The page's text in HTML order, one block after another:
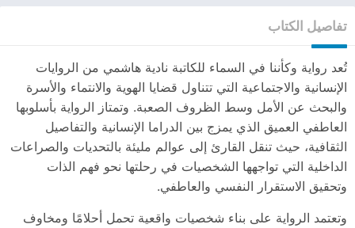
تفاصيل الكتاب
تُعد رواية وكأننا في السماء للكاتبة نادية هاشمي من الروايات
الإنسانية والاجتماعية التي تتناول قضايا الهوية والانتماء والأسرة
والبحث عن الأمل وسط الظروف الصعبة. وتمتاز الرواية بأسلوبها
العاطفي العميق الذي يمزج بين الدراما الإنسانية والتفاصيل
الثقافية، حيث تنقل القارئ إلى عوالم مليئة بالتحديات والصراعات
الداخلية التي تواجهها الشخصيات في رحلتها نحو فهم الذات
وتحقيق الاستقرار النفسي والعاطفي.
وتعتمد الرواية على بناء شخصيات واقعية تحمل أحلامًا ومخاوف